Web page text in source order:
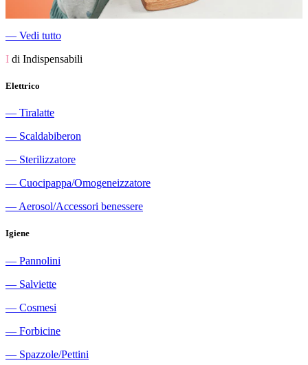
― Vedi tutto
I di Indispensabili
Elettrico
― Tiralatte
― Scaldabiberon
― Sterilizzatore
― Cuocipappa/Omogeneizzatore
― Aerosol/Accessori benessere
Igiene
― Pannolini
― Salviette
― Cosmesi
― Forbicine
― Spazzole/Pettini